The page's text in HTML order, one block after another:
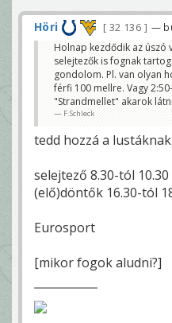
Höri 32 136 —
Holnap kezdődik az úszó
selejtezők is fognak
gondolom. Pl. van olyan
férfi 100 mellre. Vagy
"Strandmellet" akarok
F.Schleck
tedd hozzá a
selejtező 8.30-tól 10.30
(elő)döntők 16.30-tól
Eurosport
[mikor fogok aludni?]